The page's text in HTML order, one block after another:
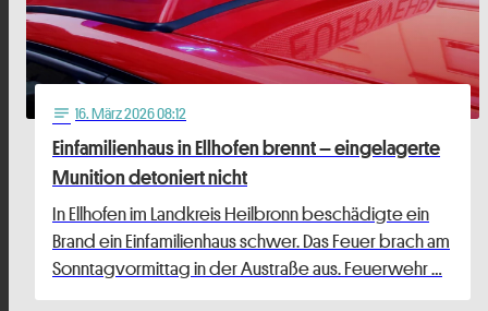
notes 16. März 2026 08:12
Einfamilienhaus in Ellhofen brennt – eingelagerte
Munition detoniert nicht
In Ellhofen im Landkreis Heilbronn beschädigte ein
Brand ein Einfamilienhaus schwer. Das Feuer brach am
Sonntagvormittag in der Austraße aus. Feuerwehr …